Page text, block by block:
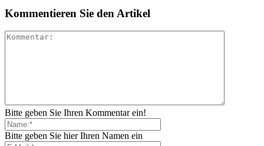
Kommentieren Sie den Artikel
Bitte geben Sie Ihren Kommentar ein!
Bitte geben Sie hier Ihren Namen ein